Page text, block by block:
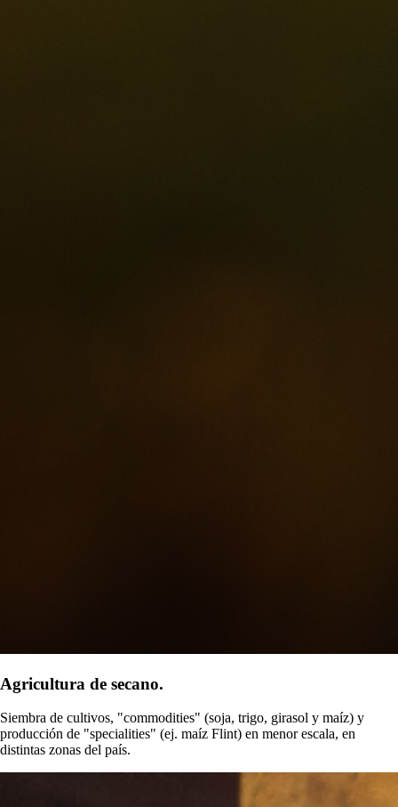
Agricultura de secano.
Siembra de cultivos, "commodities" (soja, trigo, girasol y maíz) y
producción de "specialities" (ej. maíz Flint) en menor escala, en
distintas zonas del país.